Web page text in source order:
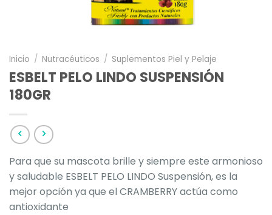
Inicio / Nutracéuticos / Suplementos Piel y Pelaje
ESBELT PELO LINDO SUSPENSIÓN
180GR
Para que su mascota brille y siempre este armonioso
y saludable ESBELT PELO LINDO Suspensión, es la
mejor opción ya que el CRAMBERRY actúa como
antioxidante